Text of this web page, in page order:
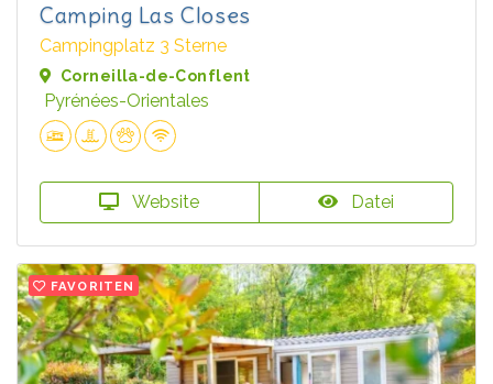
Camping Las Closes
Campingplatz 3 Sterne
Corneilla-de-Conflent
Pyrénées-Orientales
Website Datei
FAVORITEN